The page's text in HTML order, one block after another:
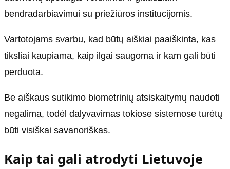
bendradarbiavimui su priežiūros institucijomis.
Vartotojams svarbu, kad būtų aiškiai paaiškinta, kas
tiksliai kaupiama, kaip ilgai saugoma ir kam gali būti
perduota.
Be aiškaus sutikimo biometrinių atsiskaitymų naudoti
negalima, todėl dalyvavimas tokiose sistemose turėtų
būti visiškai savanoriškas.
Kaip tai gali atrodyti Lietuvoje